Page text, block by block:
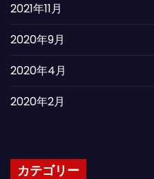
2021年11月
2020年9月
2020年4月
2020年2月
カテゴリー